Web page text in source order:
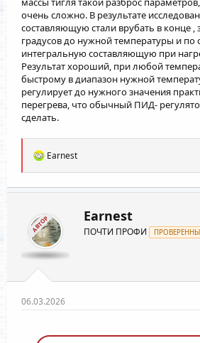
очень сложно. В результате
составляющую стали врубать в конце ,
градусов до нужной температуры и по
интегральную составляющую при
Результат хороший, при любой
быстрому в диапазон нужной
регулирует до нужного значения
перегрева, что обычный ПИД-
сделать.
Р
а
к
и
и
:
Earnest
АВТОР Earnest
ПОЧТИ ПРОФИ
06.03.2026